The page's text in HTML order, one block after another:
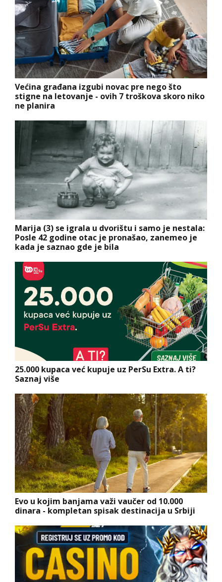
Većina građana izgubi novac pre nego što
stigne na letovanje - ovih 7 troškova skoro niko
ne planira
Marija (3) se igrala u dvorištu i samo je nestala:
Posle 42 godine otac je pronašao, zanemeo je
kada je saznao gde je bila
25.000 kupaca već kupuje uz PerSu Extra. A ti?
Saznaj više
Evo u kojim banjama važi vaučer od 10.000
dinara - kompletan spisak destinacija u Srbiji